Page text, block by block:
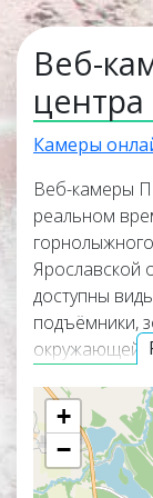
Веб-
Камеры
Веб-камеры
реальном
Ярославской
доступны
подъёмники,
окружающей
Онлайн-
(24/7),
+
−